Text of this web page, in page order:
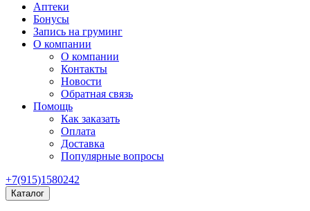
Аптеки
Бонусы
Запись на груминг
О компании
О компании
Контакты
Новости
Обратная связь
Помощь
Как заказать
Оплата
Доставка
Популярные вопросы
+7(915)1580242
Каталог